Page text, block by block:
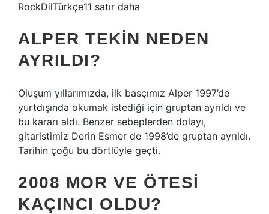
RockDilTürkçe11 satır daha
ALPER TEKIN NEDEN
AYRILDI?
Oluşum yıllarımızda, ilk basçımız Alper 1997’de
yurtdışında okumak istediği için gruptan ayrıldı ve
bu kararı aldı. Benzer sebeplerden dolayı,
gitaristimiz Derin Esmer de 1998’de gruptan ayrıldı.
Tarihin çoğu bu dörtlüyle geçti.
2008 MOR VE ÖTESI
KAÇINCI OLDU?